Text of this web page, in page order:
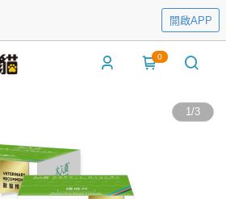
開啟APP
0
1/3